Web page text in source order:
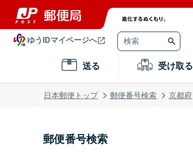
ゆうIDマイページへ
送る 受け取る
日本郵便トップ 郵便番号検索 京都府
郵便番号検索